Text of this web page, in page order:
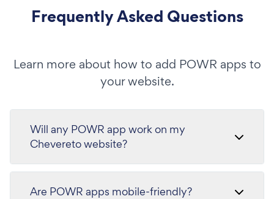
Frequently Asked Questions
Learn more about how to add POWR apps to
your website.
Will any POWR app work on my
Chevereto website?
Are POWR apps mobile-friendly?